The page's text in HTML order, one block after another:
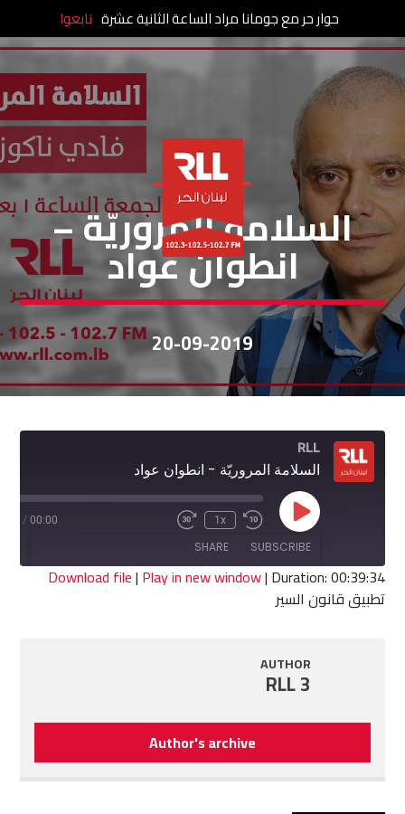
السلامة مرورية
السلامة المروريّة –
انطوان عواد
20-09-2019
RLL
السلامة المروريّة - انطوان عواد
Play
Episode
Rewind
10
Seconds
1x
Fast
seconds
00:00
/
SUBSCRIBE
SHARE
SHARE
Download file| Play in new window| Duration: 00:39:34
تطبيق قانون السير
AUTHOR
RLL 3
Author's archive
حوار حر مع جومانا مراد الساعة الثانية عشرة تابعوا